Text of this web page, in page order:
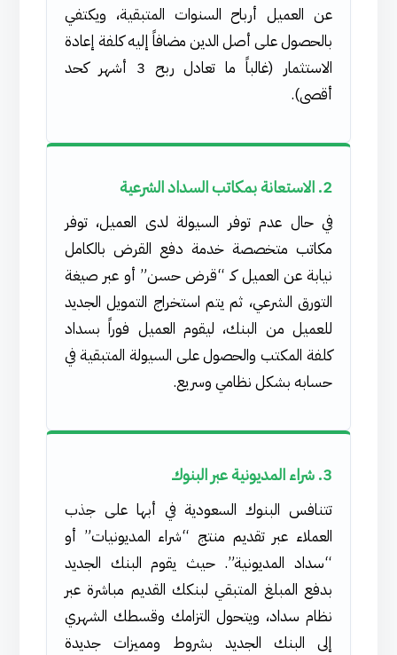
عن العميل أرباح السنوات المتبقية، ويكتفي
بالحصول على أصل الدين مضافاً إليه كلفة إعادة
الاستثمار (غالباً ما تعادل ربح 3 أشهر كحد
أقصى).
2. الاستعانة بمكاتب السداد الشرعية
في حال عدم توفر السيولة لدى العميل، توفر
مكاتب متخصصة خدمة دفع القرض بالكامل
نيابة عن العميل كـ “قرض حسن” أو عبر صيغة
التورق الشرعي، ثم يتم استخراج التمويل الجديد
للعميل من البنك، ليقوم العميل فوراً بسداد
كلفة المكتب والحصول على السيولة المتبقية في
حسابه بشكل نظامي وسريع.
3. شراء المديونية عبر البنوك
تتنافس البنوك السعودية في أبها على جذب
العملاء عبر تقديم منتج “شراء المديونيات” أو
“سداد المديونية”. حيث يقوم البنك الجديد
بدفع المبلغ المتبقي لبنكك القديم مباشرة عبر
نظام سداد، ويتحول التزامك وقسطك الشهري
إلى البنك الجديد بشروط ومميزات جديدة